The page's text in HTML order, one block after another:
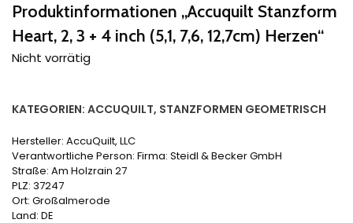
Produktinformationen „Accuquilt Stanzform
Heart, 2, 3 + 4 inch (5,1, 7,6, 12,7cm) Herzen“
Nicht vorrätig
KATEGORIEN: ACCUQUILT, STANZFORMEN GEOMETRISCH
Hersteller: AccuQuilt, LLC
Verantwortliche Person: Firma: Steidl & Becker GmbH
Straße: Am Holzrain 27
PLZ: 37247
Ort: Großalmerode
Land: DE